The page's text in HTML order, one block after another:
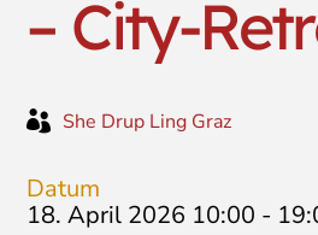
– City-
 She Drup Ling Graz
Datum
18. April 2026 10:00 -